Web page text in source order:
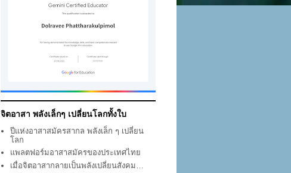
จิตอาสา พลังเล็กๆ เปลี่ยนโลกทั้งใบ
ปีแห่งอาสาสมัครสากล พลังเล็ก ๆ เปลี่ยน
โลก
แพลตฟอร์มอาสาสมัครของประเทศไทย
เมื่อจิตอาสากลายเป็นพลังเปลี่ยนสังคม…